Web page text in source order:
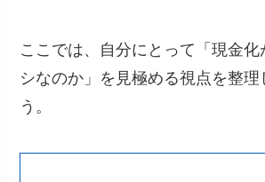
ここでは、自分にとって「現金
シなのか」を見極める視点を整理
う。